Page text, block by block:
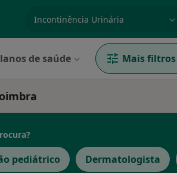
especialidade, doença ou nome
de saúde Mais filtros
pediátrico Dermatologista